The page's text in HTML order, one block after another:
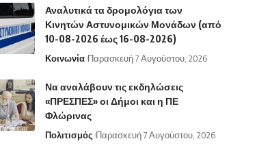
Αναλυτικά τα δρομολόγια των
Κινητών Αστυνομικών Μονάδων (από
10-08-2026 έως 16-08-2026)
Κοινωνία Παρασκευή 7 Αυγούστου, 2026
Να αναλάβουν τις εκδηλώσεις
«ΠΡΕΣΠΕΣ» οι Δήμοι και η ΠΕ
Φλώρινας
Πολιτισμός Παρασκευή 7 Αυγούστου, 2026